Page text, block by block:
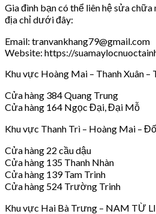
Gia đình bạn có thể liên hệ sửa
địa chỉ dưới đây:
Email: tranvankhang79@gmail.com
Website: https://
Khu vực Hoàng Mai – Thanh Xuân –
Cửa hàng 384 Quang Trung
Cửa hàng 164 Ngọc Đại, Đại Mỗ
Khu vực Thanh Trì – Hoàng Mai –
Cửa hàng 22 cầu dậu
Cửa hàng 135 Thanh Nhàn
Cửa hàng 139 Tam Trinh
Cửa hàng 524 Trường Trinh
Khu vực Hai Bà Trưng – NAM TỪ